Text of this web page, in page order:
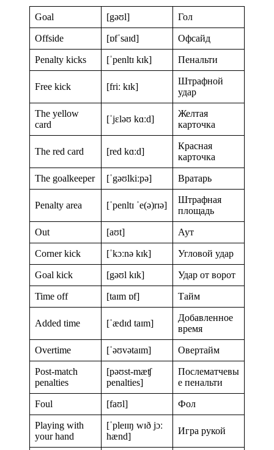
Goal [gəʊl] Гол
Offside [ɒfˈsaɪd] Офсайд
Penalty kicks [ˈpenltɪ kɪk] Пенальти
Free kick [friː kɪk]
Штрафной
удар
The yellow
card
[ˈjɛləʊ kɑːd]
Желтая
карточка
The red card [red kɑːd]
Красная
карточка
The goalkeeper [ˈgəʊlkiːpə] Вратарь
Penalty area [ˈpenltɪ ˈe(ə)rɪə]
Штрафная
площадь
Out [aʊt] Аут
Corner kick [ˈkɔːnə kɪk] Угловой удар
Goal kick [gəʊl kɪk] Удар от ворот
Time off [taɪm ɒf] Тайм
Added time [ˈædɪd taɪm]
Добавленное
время
Overtime [ˈəʊvətaɪm] Овертайм
Post-match
penalties
[pəʊst-mæʧ
penalties]
Послематчевы
е пенальти
Foul [faʊl] Фол
Playing with
your hand
[ˈpleɪɪŋ wɪð jɔː
hænd]
Игра рукой